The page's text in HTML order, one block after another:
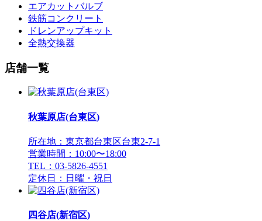
エアカットバルブ
鉄筋コンクリート
ドレンアップキット
全熱交換器
店舗一覧
秋葉原店(台東区)
所在地：東京都台東区台東2-7-1
営業時間：10:00〜18:00
TEL：03-5826-4551
定休日：日曜・祝日
四谷店(新宿区)